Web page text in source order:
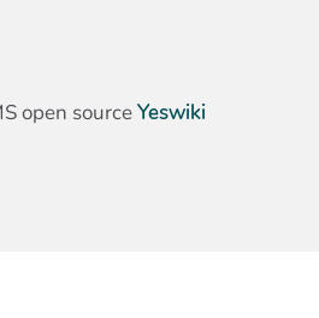
open sourceYeswiki